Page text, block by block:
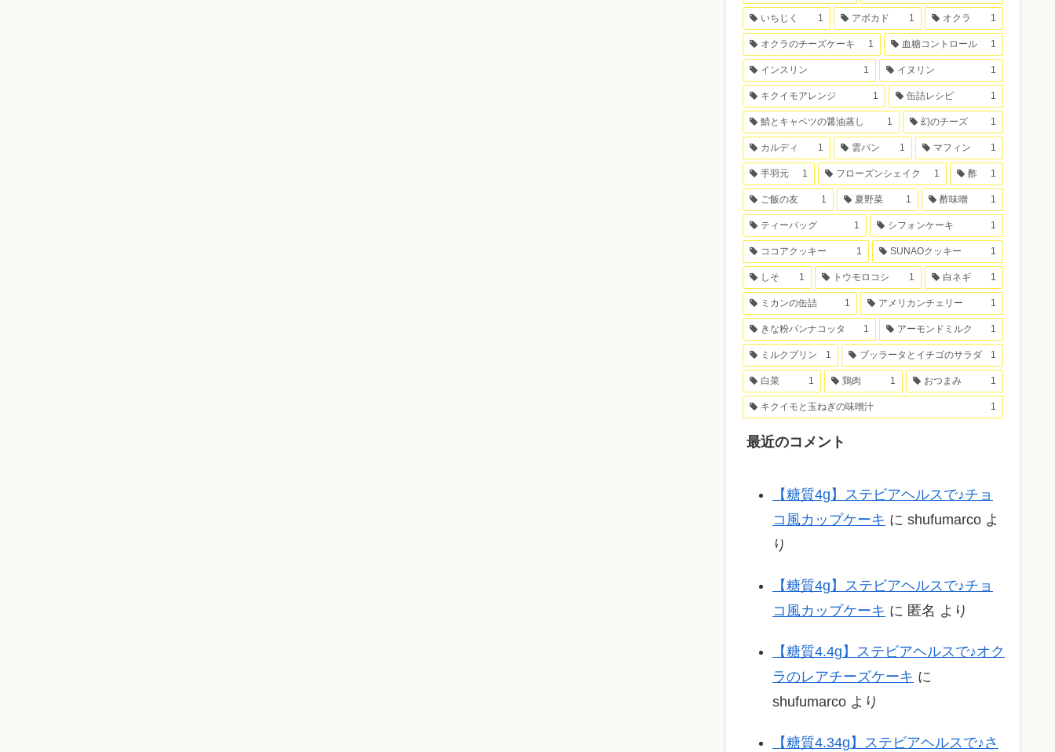
いちじく 1 アボカド 1 オクラ 1
オクラのチーズケーキ 1 血糖コントロール 1
インスリン 1 イヌリン 1
キクイモアレンジ 1 缶詰レシピ 1
鯖とキャベツの醤油蒸し 1 幻のチーズ 1
カルディ 1 雲パン 1 マフィン 1
手羽元 1 フローズンシェイク 1 酢 1
ご飯の友 1 夏野菜 1 酢味噌 1
ティーバッグ 1 シフォンケーキ 1
ココアクッキー 1 SUNAOクッキー 1
しそ 1 トウモロコシ 1 白ネギ 1
ミカンの缶詰 1 アメリカンチェリー 1
きな粉パンナコッタ 1 アーモンドミルク 1
ミルクプリン 1 ブッラータとイチゴのサラダ 1
白菜 1 鶏肉 1 おつまみ 1
キクイモと玉ねぎの味噌汁 1
最近のコメント
【糖質4g】ステビアヘルスで♪チョ
コ風カップケーキ に shufumarco よ
り
【糖質4g】ステビアヘルスで♪チョ
コ風カップケーキ に 匿名 より
【糖質4.4g】ステビアヘルスで♪オク
ラのレアチーズケーキ に
shufumarco より
【糖質4.34g】ステビアヘルスで♪さ